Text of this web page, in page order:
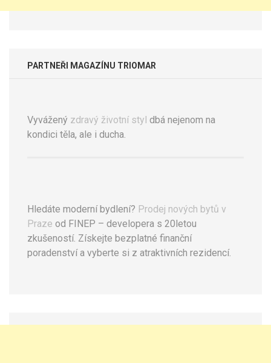
PARTNEŘI MAGAZÍNU TRIOMAR
Vyvážený zdravý životní styl dbá nejenom na
kondici těla, ale i ducha.
Hledáte moderní bydlení? Prodej nových bytů v
Praze od FINEP – developera s 20letou
zkušeností. Získejte bezplatné finanční
poradenství a vyberte si z atraktivních rezidencí.